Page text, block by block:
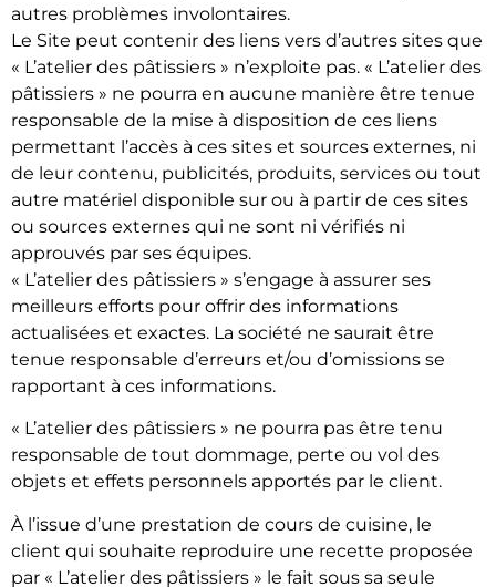
autres problèmes involontaires.
Le Site peut contenir des liens vers d’autres sites que
« L’atelier des pâtissiers » n’exploite pas. « L’atelier des
pâtissiers » ne pourra en aucune manière être tenue
responsable de la mise à disposition de ces liens
permettant l’accès à ces sites et sources externes, ni
de leur contenu, publicités, produits, services ou tout
autre matériel disponible sur ou à partir de ces sites
ou sources externes qui ne sont ni vérifiés ni
approuvés par ses équipes.
« L’atelier des pâtissiers » s’engage à assurer ses
meilleurs efforts pour offrir des informations
actualisées et exactes. La société ne saurait être
tenue responsable d’erreurs et/ou d’omissions se
rapportant à ces informations.
« L’atelier des pâtissiers » ne pourra pas être tenu
responsable de tout dommage, perte ou vol des
objets et effets personnels apportés par le client.
À l’issue d’une prestation de cours de cuisine, le
client qui souhaite reproduire une recette proposée
par « L’atelier des pâtissiers » le fait sous sa seule